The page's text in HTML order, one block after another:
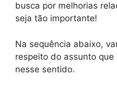
busca por melhorias
seja tão importante!
Na sequência abaixo,
respeito do assunto
nesse sentido.